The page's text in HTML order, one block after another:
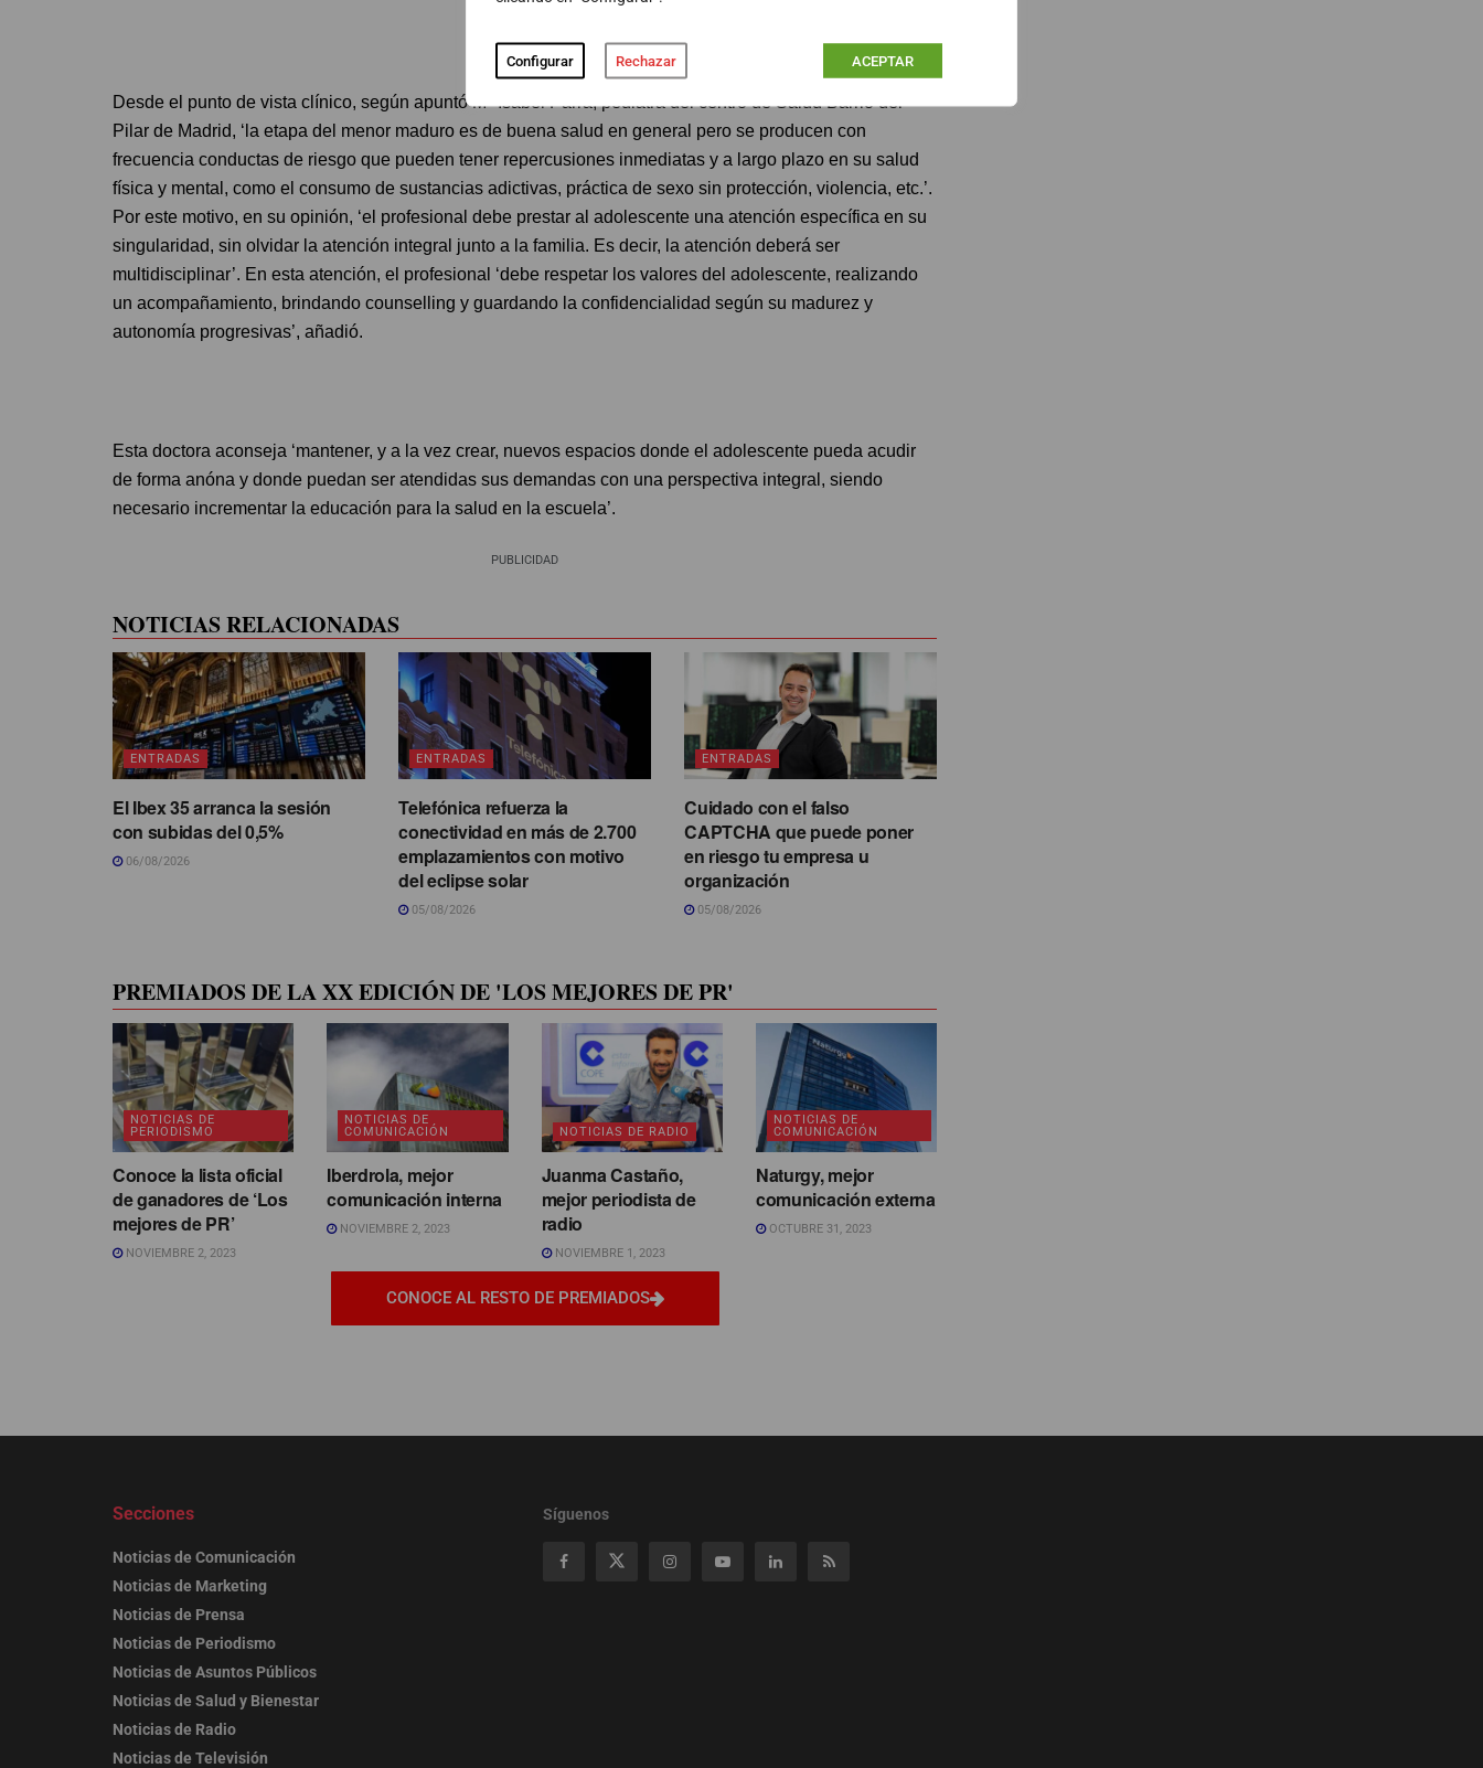
Configurar Rechazar ACEPTAR
Desde el punto de vista clínico, según apuntó Mª Isabel Parra, pediatra del centro de Salud Barrio del
Pilar de Madrid, ‘la etapa del menor maduro es de buena salud en general pero se producen con
frecuencia conductas de riesgo que pueden tener repercusiones inmediatas y a largo plazo en su salud
física y mental, como el consumo de sustancias adictivas, práctica de sexo sin protección, violencia, etc.’.
Por este motivo, en su opinión, ‘el profesional debe prestar al adolescente una atención específica en su
singularidad, sin olvidar la atención integral junto a la familia. Es decir, la atención deberá ser
multidisciplinar’. En esta atención, el profesional ‘debe respetar los valores del adolescente, realizando
un acompañamiento, brindando counselling y guardando la confidencialidad según su madurez y
autonomía progresivas’, añadió.
Esta doctora aconseja ‘mantener, y a la vez crear, nuevos espacios donde el adolescente pueda acudir
de forma anóna y donde puedan ser atendidas sus demandas con una perspectiva integral, siendo
necesario incrementar la educación para la salud en la escuela’.
PUBLICIDAD
NOTICIAS RELACIONADAS
ENTRADAS
El Ibex 35 arranca la sesión
con subidas del 0,5%
06/08/2026
ENTRADAS
Telefónica refuerza la
conectividad en más de 2.700
emplazamientos con motivo
del eclipse solar
05/08/2026
ENTRADAS
Cuidado con el falso
CAPTCHA que puede poner
en riesgo tu empresa u
organización
05/08/2026
PREMIADOS DE LA XX EDICIÓN DE 'LOS MEJORES DE PR'
NOTICIAS DE
PERIODISMO
Conoce la lista oficial
de ganadores de ‘Los
mejores de PR’
NOVIEMBRE 2, 2023
NOTICIAS DE
COMUNICACIÓN
Iberdrola, mejor
comunicación interna
NOVIEMBRE 2, 2023
NOTICIAS DE RADIO
Juanma Castaño,
mejor periodista de
radio
NOVIEMBRE 1, 2023
NOTICIAS DE
COMUNICACIÓN
Naturgy, mejor
comunicación externa
OCTUBRE 31, 2023
CONOCE AL RESTO DE PREMIADOS
Secciones
Noticias de Comunicación
Noticias de Marketing
Noticias de Prensa
Noticias de Periodismo
Noticias de Asuntos Públicos
Noticias de Salud y Bienestar
Noticias de Radio
Noticias de Televisión
Síguenos